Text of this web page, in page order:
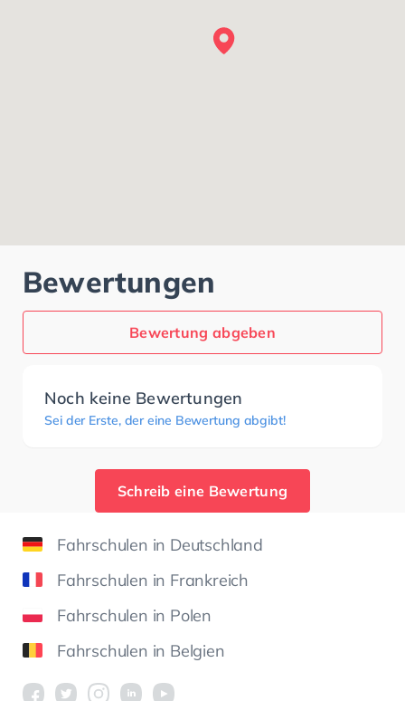
Bewertungen
Bewertung abgeben
Noch keine Bewertungen
Sei der Erste, der eine Bewertung abgibt!
Schreib eine Bewertung
Fahrschulen in Deutschland
Fahrschulen in Frankreich
Fahrschulen in Polen
Fahrschulen in Belgien